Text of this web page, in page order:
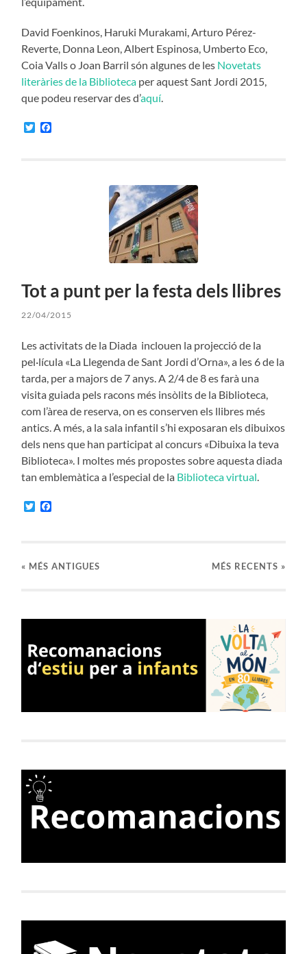
David Foenkinos, Haruki Murakami, Arturo Pérez-
Reverte, Donna Leon, Albert Espinosa, Umberto Eco,
Coia Valls o Joan Barril són algunes de les Novetats
literàries de la Biblioteca per aquest Sant Jordi 2015,
que podeu reservar des d’aquí.
Twitter
Tot a punt per la festa dels llibres
22/04/2015
Les activitats de la Diada inclouen la projecció de la
pel·lícula «La Llegenda de Sant Jordi d’Orna», a les 6 de la
tarda, per a majors de 7 anys. A 2/4 de 8 es farà una
visita guiada pels racons més insòlits de la Biblioteca,
com l’àrea de reserva, on es conserven els llibres més
antics. A més, a la sala infantil s’hi exposaran els dibuixos
dels nens que han participat al concurs «Dibuixa la teva
Biblioteca». I moltes més propostes sobre aquesta diada
tan emblemàtica a l’especial de la Biblioteca virtual.
Twitter
« MÉS ANTIGUES MÉS RECENTS »